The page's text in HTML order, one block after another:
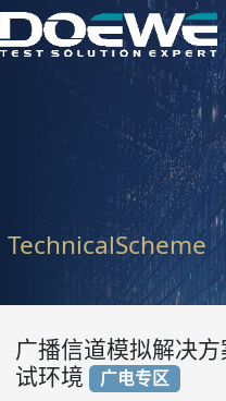
TechnicalScheme
广播信道模拟解决
试环境
广电专区